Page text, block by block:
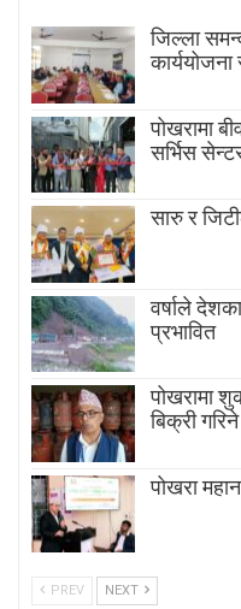
जिल्ला
पोखरामा
सर्भिस
सारु र
वर्षाले
प्रभावित
पोखरामा
बिक्री गरिने
पोखरा
PREV NEXT